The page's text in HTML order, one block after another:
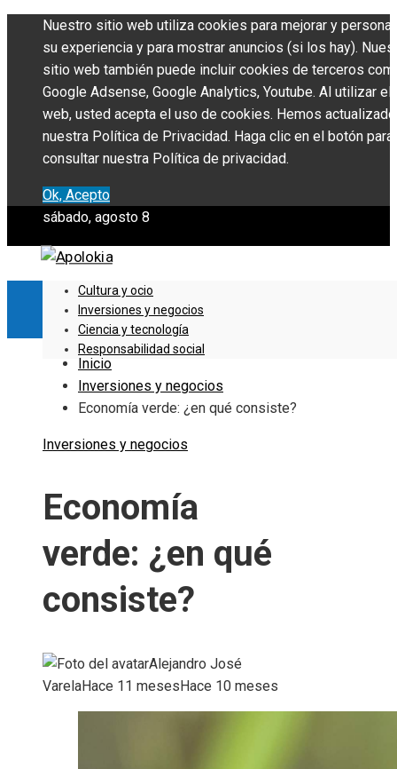
Nuestro sitio web utiliza cookies para mejorar y
su experiencia y para mostrar anuncios (si los hay).
sitio web también puede incluir cookies de terceros
Google Adsense, Google Analytics, Youtube. Al utilizar
web, usted acepta el uso de cookies. Hemos actualizado
nuestra Política de Privacidad. Haga clic en el botón para
consultar nuestra Política de privacidad.
Ok, Acepto
sábado, agosto 8
Cultura y ocio
Inversiones y negocios
Ciencia y tecnología
Responsabilidad social
Inicio
Inversiones y negocios
Economía verde: ¿en qué consiste?
Inversiones y negocios
Economía
verde: ¿en qué
consiste?
Alejandro José
VarelaHace 11 meses Hace 10 meses